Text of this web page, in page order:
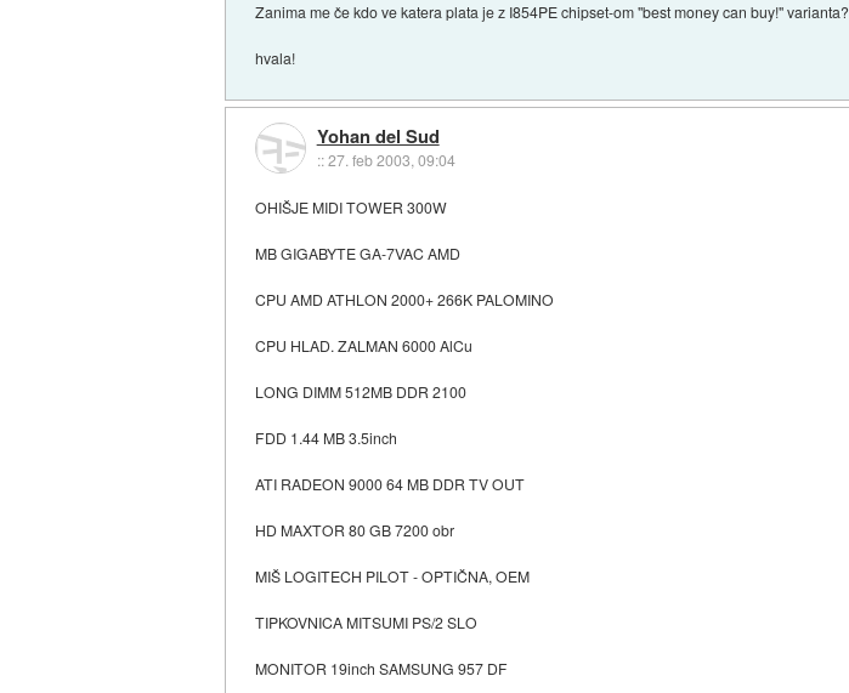
Zanima me če kdo ve katera plata je z I854PE chipset-om "best money can buy!" varianta?
hvala!
Yohan del Sud
::27. feb 2003, 09:04
OHIŠJE MIDI TOWER 300W
MB GIGABYTE GA-7VAC AMD
CPU AMD ATHLON 2000+ 266K PALOMINO
CPU HLAD. ZALMAN 6000 AlCu
LONG DIMM 512MB DDR 2100
FDD 1.44 MB 3.5inch
ATI RADEON 9000 64 MB DDR TV OUT
HD MAXTOR 80 GB 7200 obr
MIŠ LOGITECH PILOT - OPTIČNA, OEM
TIPKOVNICA MITSUMI PS/2 SLO
MONITOR 19inch SAMSUNG 957 DF